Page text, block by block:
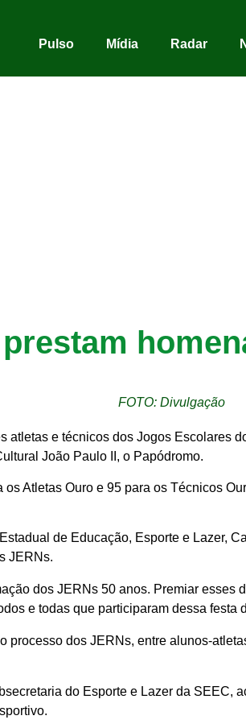
Pulso Mídia Radar
FOTO: Divulgação
atletas e técnicos dos Jogos Escolares
João Paulo II, o Papódromo.
Atletas Ouro e 95 para os Técnicos
de Educação, Esporte e Lazer,
JERNs.
dos JERNs 50 anos. Premiar esses
e todas que participaram dessa festa
processo dos JERNs, entre alunos-
do Esporte e Lazer da SEEC,